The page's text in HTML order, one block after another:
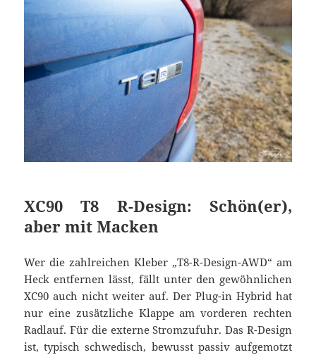
XC90 T8 R-Design: Schön(er),
aber mit Macken
Wer die zahlreichen Kleber „T8-R-Design-AWD“ am
Heck entfernen lässt, fällt unter den gewöhnlichen
XC90 auch nicht weiter auf. Der Plug-in Hybrid hat
nur eine zusätzliche Klappe am vorderen rechten
Radlauf. Für die externe Stromzufuhr. Das R-Design
ist, typisch schwedisch, bewusst passiv aufgemotzt